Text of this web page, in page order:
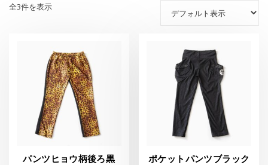
全3件を表示
パンツヒョウ柄後ろ黒
ポケットパンツブラック